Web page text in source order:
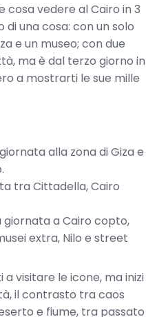
cosa vedere al Cairo in 3
una cosa: con un solo
e un museo; con due
ma è dal terzo giorno in
a mostrarti le sue mille
alla zona di Giza e
tra Cittadella, Cairo
giornata a Cairo copto,
extra, Nilo e street
visitare le icone, ma inizi
il contrasto tra caos
e fiume, tra passato